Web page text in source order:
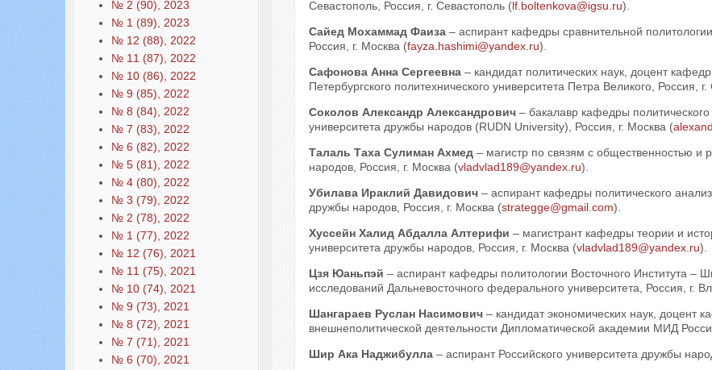
№ 2 (90), 2023
№ 1 (89), 2023
№ 12 (88), 2022
№ 11 (87), 2022
№ 10 (86), 2022
№ 9 (85), 2022
№ 8 (84), 2022
№ 7 (83), 2022
№ 6 (82), 2022
№ 5 (81), 2022
№ 4 (80), 2022
№ 3 (79), 2022
№ 2 (78), 2022
№ 1 (77), 2022
№ 12 (76), 2021
№ 11 (75), 2021
№ 10 (74), 2021
№ 9 (73), 2021
№ 8 (72), 2021
№ 7 (71), 2021
№ 6 (70), 2021
Севастополь, Россия, г. Севастополь (lf.boltenkova@igsu.ru).
Сайед Мохаммад Фаиза – аспирант кафедры сравнительной
Россия, г. Москва (fayza.hashimi@yandex.ru).
Сафонова Анна Сергеевна – кандидат политических наук, доцент
Петербургского политехнического университета Петра Великого, Россия,
Соколов Александр Александрович– бакалавр кафедры
университета дружбы народов (RUDN University), Россия, г. Москва (
Талаль Таха Сулиман Ахмед – магистр по связям с общественностью и
народов, Россия, г. Москва (vladvlad189@yandex.ru).
Убилава Ираклий Давидович – аспирант кафедры политического
дружбы народов, Россия, г. Москва (strategge@gmail.com).
Хуссейн Халид Абдалла Алтерифи – магистрант кафедры теории и
университета дружбы народов, Россия, г. Москва (vladvlad189@yandex.ru).
Цзя Юаньпэй – аспирант кафедры политологии Восточного Института –
исследований Дальневосточного федерального университета, Россия, г.
Шангараев Руслан Насимович – кандидат экономических наук, доцент
внешнеполитической деятельности Дипломатической академии МИД
Шир Ака Наджибулла – аспирант Российского университета дружбы